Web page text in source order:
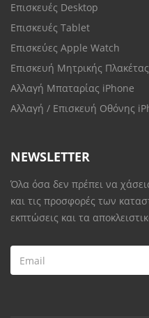
Επισκευές Desktop
Επισκευές Tablet
Επισκεύες Apple Watch
Επισκευή Μητρικής Πλακέτας
Αλλαγή Μπαταρίας iPhone
Αλλαγή / Επισκευή Οθόνης
NEWSLETTER
Όλα όσα δεν πρέπει να
και τις προσφορές των
εκπτώσεις και τα